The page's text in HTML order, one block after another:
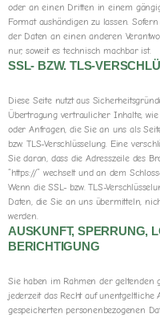
oder an einen Dritten in einem
Format aushändigen zu lassen.
der Daten an einen anderen
nur, soweit es technisch machbar ist.
SSL- BZW. TLS-
Diese Seite nutzt aus
Übertragung vertraulicher Inhalte,
oder Anfragen, die Sie an uns als
bzw. TLS-Verschlüsselung. Eine
Sie daran, dass die Adresszeile des
“https://” wechselt und an dem
Wenn die SSL- bzw. TLS-
Daten, die Sie an uns übermitteln,
werden.
AUSKUNFT, SPERRUNG,
BERICHTIGUNG
Sie haben im Rahmen der geltenden
jederzeit das Recht auf unentgeltliche
gespeicherten personenbezogenen